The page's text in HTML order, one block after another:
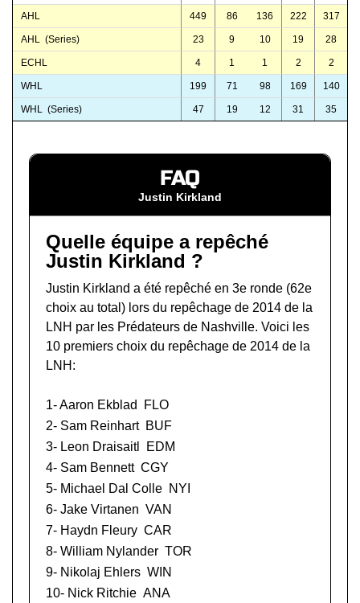
AHL 449 86 136 222 317
AHL (Series) 23 9 10 19 28
ECHL 4 1 1 2 2
WHL 199 71 98 169 140
WHL (Series) 47 19 12 31 35
FAQ
Justin Kirkland
Quelle équipe a repêché
Justin Kirkland ?
Justin Kirkland a été repêché en 3e ronde (62e
choix au total) lors du repêchage de 2014 de la
LNH par les Prédateurs de Nashville. Voici les
10 premiers choix du repêchage de 2014 de la
LNH:
1-Aaron Ekblad
FLO
2- Sam Reinhart BUF
3- Leon Draisaitl
EDM
4- Sam Bennett CGY
5- Michael Dal Colle NYI
6- Jake Virtanen VAN
7- Haydn Fleury CAR
8- William Nylander TOR
9- Nikolaj Ehlers WIN
10- Nick Ritchie ANA